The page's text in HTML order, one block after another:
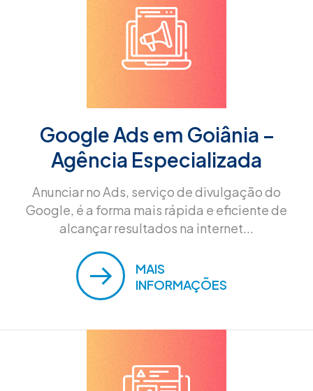
Google Ads em Goiânia –
Agência Especializada
Anunciar no Ads, serviço de divulgação do
Google, é a forma mais rápida e eficiente de
alcançar resultados na internet...
MAIS
INFORMAÇÕES